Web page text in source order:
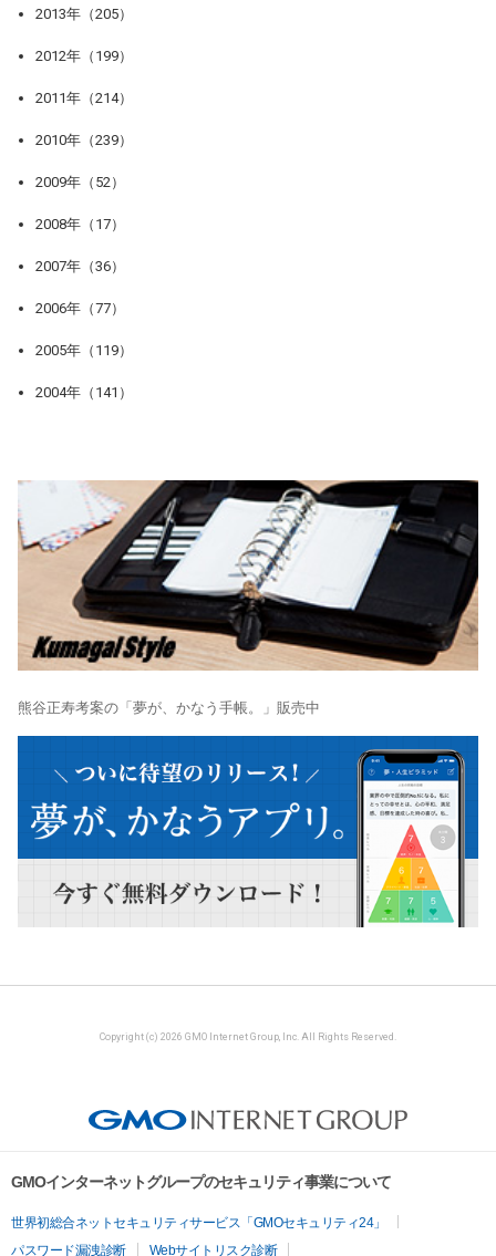
2013年（205）
2012年（199）
2011年（214）
2010年（239）
2009年（52）
2008年（17）
2007年（36）
2006年（77）
2005年（119）
2004年（141）
熊谷正寿考案の「夢が、かなう手帳。」販売中
Copyright (c) 2026 GMO Internet Group, Inc. All Rights Reserved.
GMOインターネットグループのセキュリティ事業について
世界初総合ネットセキュリティサービス「GMOセキュリティ24」
パスワード漏洩診断
Webサイトリスク診断